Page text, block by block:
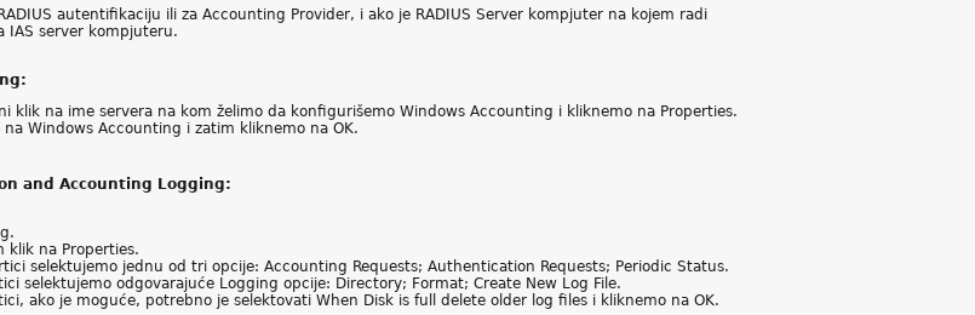
autentifikaciju ili za Accounting Provider, i ako je RADIUS Server kompjuter na kojem radi
IAS server kompjuteru.
klik na ime servera na kom želimo da konfigurišemo Windows Accounting i kliknemo na Properties.
Windows Accounting i zatim kliknemo na OK.
and Accounting Logging:
klik na Properties.
selektujemo jednu od tri opcije: Accounting Requests; Authentication Requests; Periodic Status.
selektujemo odgovarajuće Logging opcije: Directory; Format; Create New Log File.
ako je moguće, potrebno je selektovati When Disk is full delete older log files i kliknemo na OK.